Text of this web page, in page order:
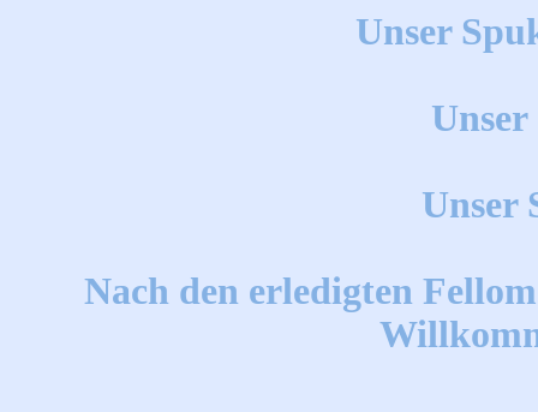
Unser
Unser
Nach den erledigten